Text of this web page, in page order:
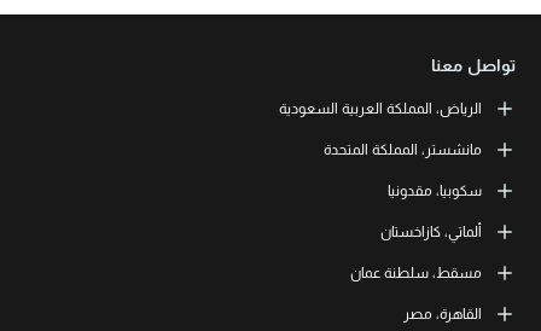
تواصل معنا
الرياض، المملكة العربية السعودية
LEORON Saudi Experts Institute for Training
طريق الملك فهد، حي الرحمانية، برج القمر، الطابق الثالث والعشرون، مبنى
+966 11 464 4865
مانشستر، المملكة المتحدة
L3RN New Skills Co.
Office No. 2, 34 Station Road
Urmston, Manchester, England M41 9JQ UK
+44 (0) 1615138133
سكوبيا، مقدونيا
L3RN dooel
Str. 20, No 82, Cucer-Sandevo 1000 Skopje, MKD
ألماتي، كازاخستان
LEORON Training and Development
Baizakov street, 280, office 3 050000 Almaty, KAZ
مسقط، سلطنة عمان
LEORON Training Institute
The Office 1991, Building No. 5341, Way No. 4560, Office No. 215, Al
القاهرة، مصر